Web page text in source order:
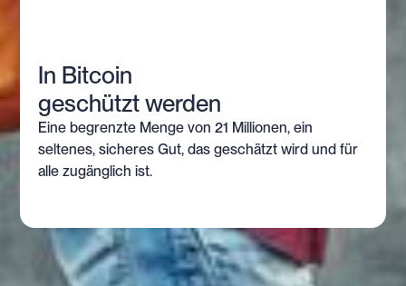
In Bitcoin
geschützt werden
Eine begrenzte Menge von 21 Millionen, ein
seltenes, sicheres Gut, das geschätzt wird und für
alle zugänglich ist.